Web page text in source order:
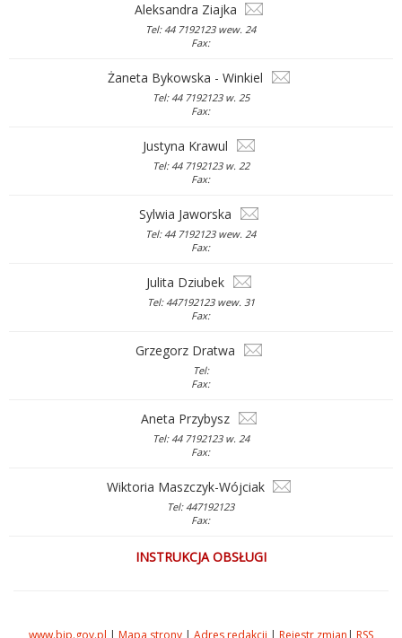
Aleksandra Ziajka
Tel: 44 7192123 wew. 24
Fax:
Żaneta Bykowska - Winkiel
Tel: 44 7192123 w. 25
Fax:
Justyna Krawul
Tel: 44 7192123 w. 22
Fax:
Sylwia Jaworska
Tel: 44 7192123 wew. 24
Fax:
Julita Dziubek
Tel: 447192123 wew. 31
Fax:
Grzegorz Dratwa
Tel:
Fax:
Aneta Przybysz
Tel: 44 7192123 w. 24
Fax:
Wiktoria Maszczyk-Wójciak
Tel: 447192123
Fax:
INSTRUKCJA OBSŁUGI
www.bip.gov.pl | Mapa strony | Adres redakcji | Rejestr zmian | RSS